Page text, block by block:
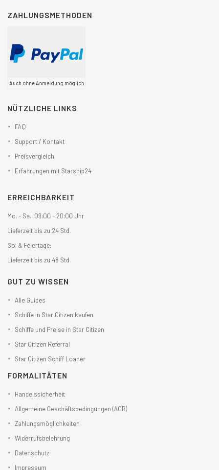
ZAHLUNGSMETHODEN
Auch ohne Anmeldung möglich
NÜTZLICHE LINKS
FAQ
Support / Kontakt
Preisvergleich
Erfahrungen mit Starship24
ERREICHBARKEIT
Mo. - Sa.: 09:00 - 20:00 Uhr
Lieferzeit bis zu 24 Std.
So. & Feiertage:
Lieferzeit bis zu 48 Std.
GUT ZU WISSEN
Alle Guides
Schiffe in Star Citizen kaufen
Schiffe und Preise in Star Citizen
Star Citizen Referral
Star Citizen Schiff Loaner
FORMALITÄTEN
Handelssicherheit
Allgemeine Geschäftsbedingungen (AGB)
Zahlungsmöglichkeiten
Widerrufsbelehrung
Datenschutz
Impressum